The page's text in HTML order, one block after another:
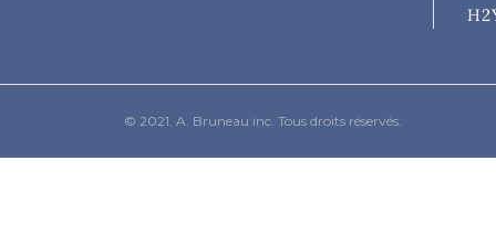
© 2021. A. Bruneau inc. Tous droits réservés.